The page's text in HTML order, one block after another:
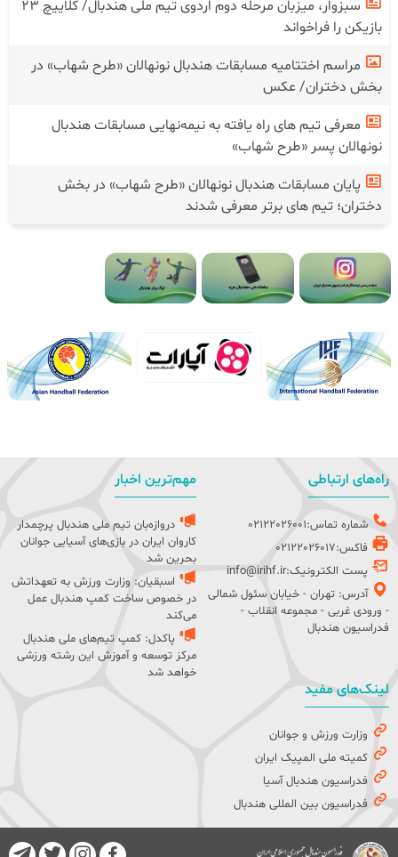
نبرد حساس جوانان هندبال ایران برابر قهرمان پنج دوره آسیا
سبزوار، میزبان مرحله دوم اردوی تیم ملی هندبال/ کلاییچ ۲۳
بازیکن را فراخواند
مراسم اختتامیه مسابقات هندبال نونهالان «طرح شهاب» در
بخش دختران/ عکس
معرفی تیم های راه یافته به نیمه‌نهایی مسابقات هندبال
نونهالان پسر «طرح شهاب»
دختران؛ تیم های برتر معرفی شدند
راه‌های ارتباطی
فاکس:02122026017
پست الکترونیک:info@irihf.ir
فدراسیون هندبال
مهم‌ترین اخبار
دروازه‌بان تیم ملی هندبال پرچمدار
کاروان ایران در بازی‌های آسیایی جوانان
بحرین شد
اسبقیان: وزارت ورزش به تعهداتش
در خصوص ساخت کمپ هندبال عمل
می‌کند
لینک‌های مفید
فدراسیون هندبال آسیا